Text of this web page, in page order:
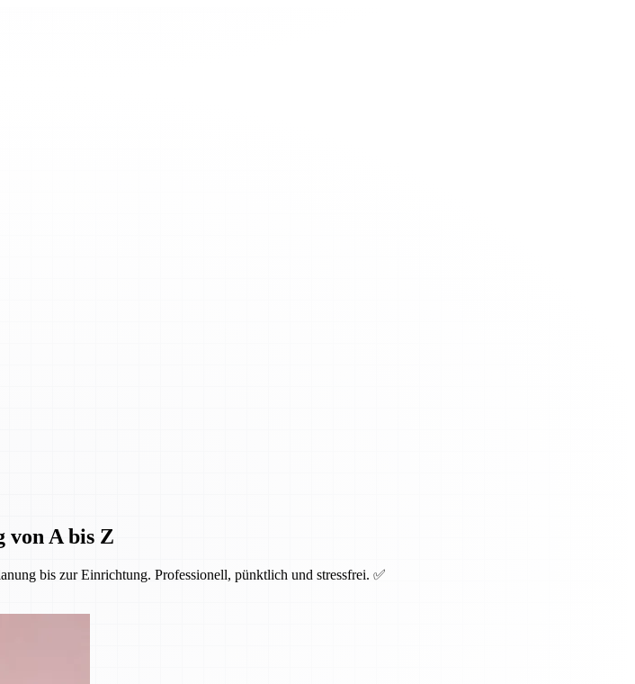
von A bis Z
bis zur Einrichtung. Professionell, pünktlich und stressfrei. ✅